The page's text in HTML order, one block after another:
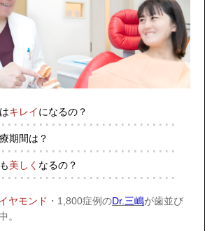
キレイになるの？
期間は？
美しく なるの？
ヤモンド ・1,800症例のDr.三嶋が歯並び
。